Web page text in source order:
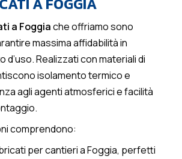
a Foggiache offriamo sono
massima affidabilità in
d’uso. Realizzati con materiali di
isolamento termico e
agli agenti atmosferici e facilità
comprendono:
per cantieri a Foggia, perfetti